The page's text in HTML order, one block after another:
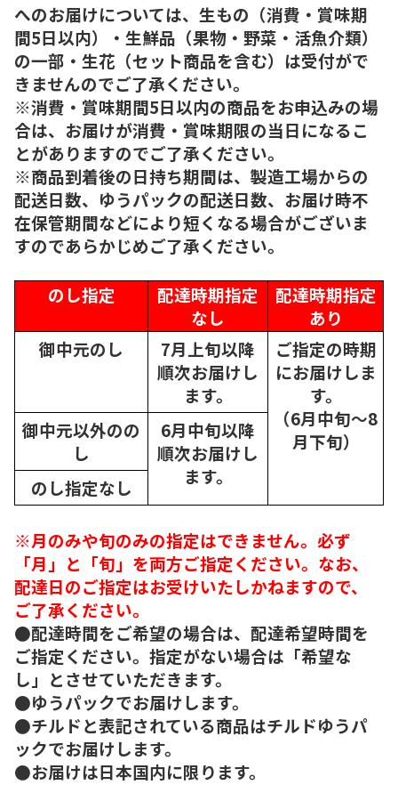
へのお届けについては、生もの（消費・賞味期
間5日以内）・生鮮品（果物・野菜・活魚介類）
の一部・生花（セット商品を含む）は受付がで
きませんのでご了承ください。
※消費・賞味期間5日以内の商品をお申込みの場
合は、お届けが消費・賞味期限の当日になるこ
とがありますのでご了承ください。
※商品到着後の日持ち期間は、製造工場からの
配送日数、ゆうパックの配送日数、お届け時不
在保管期間などにより短くなる場合がございま
すのであらかじめご了承ください。
のし指定
配達時期指定
なし
配達時期指定
あり
御中元のし
7月上旬以降
順次お届けし
ます。
ご指定の時期
にお届けしま
す。
（6月中旬～8
月下旬）
御中元以外のの
し
6月中旬以降
順次お届けし
ます。
のし指定なし
※月のみや旬のみの指定はできません。必ず
「月」と「旬」を両方ご指定ください。なお、
配達日のご指定はお受けいたしかねますので、
ご了承ください。
●配達時間をご希望の場合は、配達希望時間を
ご指定ください。指定がない場合は「希望な
し」とさせていただきます。
●ゆうパックでお届けします。
●チルドと表記されている商品はチルドゆうパ
ックでお届けします。
●お届けは日本国内に限ります。